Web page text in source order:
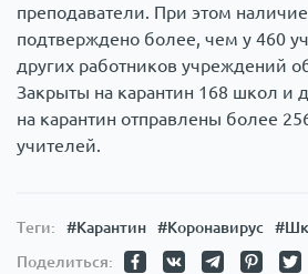
преподаватели. При этом
подтверждено более, чем у 460
других работников учреждений
Закрыты на карантин 168 школ и
на карантин отправлены более
учителей.
Теги: #Карантин #Коронавирус
Поделиться: